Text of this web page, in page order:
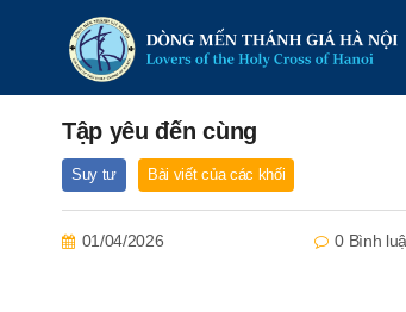
Tập yêu đến cùng
Suy tư Bài viết của các khối
01/04/2026 0 Bình